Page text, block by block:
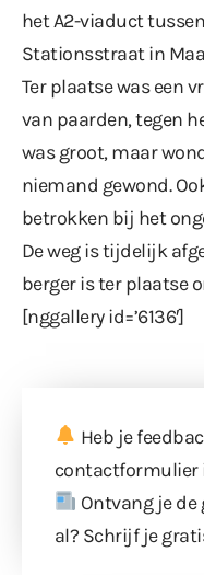
het A2-viaduct
Stationsstraat in
Ter plaatse was een
van paarden, tegen
was groot, maar
niemand gewond.
betrokken bij het
De weg is tijdelijk
berger is ter plaatse
[nggallery id=’6136′]
Heb je
contactformulier
Ontvang je
al? Schrijf je